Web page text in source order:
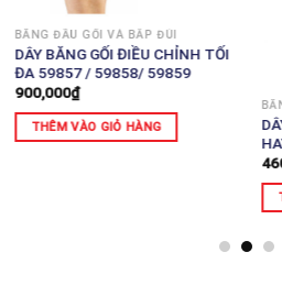
BĂNG ĐẦU GỐI VÀ BẮP ĐÙI
DÂY BĂNG GỐI ĐIỀU CHỈNH TỐI
ĐA 59857 / 59858/ 59859
900,000₫
THÊM VÀO GIỎ HÀNG